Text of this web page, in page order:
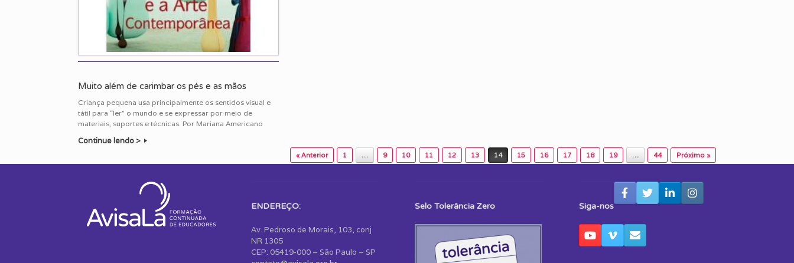
Muito além de carimbar os pés e as mãos
Criança pequena usa principalmente os sentidos visual e
tátil para “ler” o mundo e se expressar por meio de
materiais, suportes e técnicas. Por Mariana Americano
Continue lendo >
« Anterior 1 … 9 10 11 12 13 14 15 16 17 18 19 … 44 Próximo »
ENDEREÇO:
Av. Pedroso de Morais, 103, conj
NR 1305
CEP: 05419-000 – São Paulo – SP
Selo Tolerância Zero Siga-nos